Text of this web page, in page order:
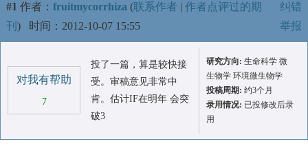
#1 作者： fruitmycorrhiza (联系作者 | 作者点评过的期
刊 ) 时间：2012-10-07 15:55
纠错
举报
对我有帮助
7
投了一篇，算是较快接
受。审稿意见非常中
肯。估计IF在明年 会突
破3
研究方向: 生命科学 微
生物学 环境微生物学
投稿周期: 约3个月
录用情况: 已投修改后录
用